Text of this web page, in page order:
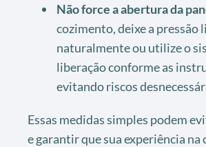
Não force a abertura da
cozimento, deixe a pressão
naturalmente ou utilize o
liberação conforme as
evitando riscos
Essas medidas simples podem
e garantir que sua experiência na